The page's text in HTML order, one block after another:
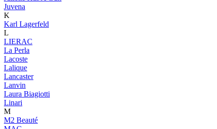
Juvena
K
Karl Lagerfeld
L
LIERAC
La Perla
Lacoste
Lalique
Lancaster
Lanvin
Laura Biagiotti
Linari
M
M2 Beauté